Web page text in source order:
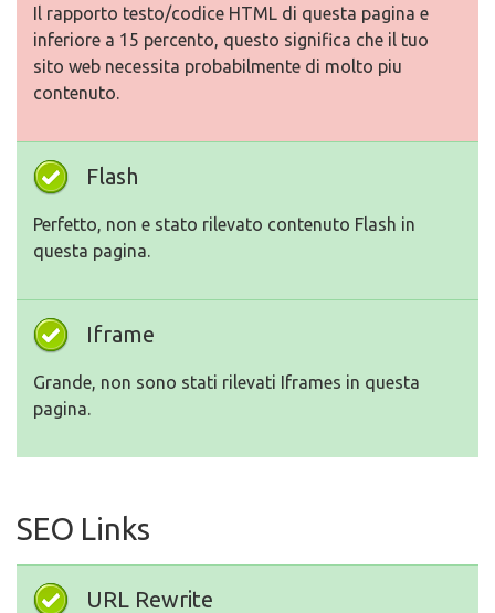
Il rapporto testo/codice HTML di questa pagina e
inferiore a 15 percento, questo significa che il tuo
sito web necessita probabilmente di molto piu
contenuto.
Flash
Perfetto, non e stato rilevato contenuto Flash in
questa pagina.
Iframe
Grande, non sono stati rilevati Iframes in questa
pagina.
SEO Links
URL Rewrite